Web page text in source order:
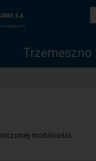
Trzemeszno
mobilności.